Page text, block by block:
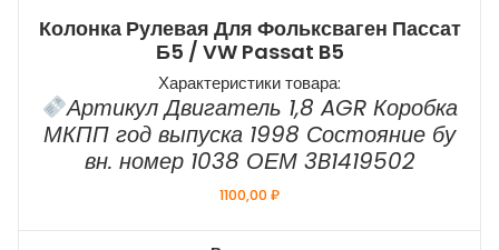
Колонка Рулевая Для Фольксваген Пассат
Б5 / VW Passat B5
Характеристики товара:
Артикул Двигатель 1,8 AGR Коробка
МКПП год выпуска 1998 Состояние бу
вн. номер 1038 ОЕМ 3B1419502
1100,00₽